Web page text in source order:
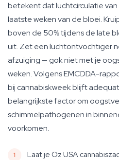
betekent dat luchtcirculatie van
laatste weken van de bloei.
boven de 50% tijdens de late
uit. Zet een luchtontvochtiger
afzuiging — gok niet met je
weken. Volgens EMCDDA-
bij cannabiskweek blijft
belangrijkste factor om
schimmelpathogenen in
voorkomen.
Laat je Oz USA